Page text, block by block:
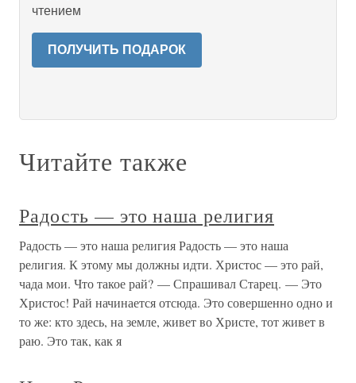
чтением
ПОЛУЧИТЬ ПОДАРОК
Читайте также
Радость — это наша религия
Радость — это наша религия Радость — это наша
религия. К этому мы должны идти. Христос — это рай,
чада мои. Что такое рай? — Спрашивал Старец. — Это
Христос! Рай начинается отсюда. Это совершенно одно и
то же: кто здесь, на земле, живет во Христе, тот живет в
раю. Это так, как я